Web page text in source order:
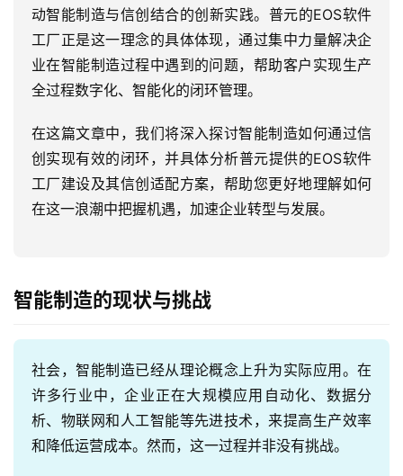
动智能制造与信创结合的创新实践。普元的EOS软件
工厂正是这一理念的具体体现，通过集中力量解决企
业在智能制造过程中遇到的问题，帮助客户实现生产
全过程数字化、智能化的闭环管理。
在这篇文章中，我们将深入探讨智能制造如何通过信
创实现有效的闭环，并具体分析普元提供的EOS软件
工厂建设及其信创适配方案，帮助您更好地理解如何
在这一浪潮中把握机遇，加速企业转型与发展。
智能制造的现状与挑战
社会，智能制造已经从理论概念上升为实际应用。在
许多行业中，企业正在大规模应用自动化、数据分
析、物联网和人工智能等先进技术，来提高生产效率
和降低运营成本。然而，这一过程并非没有挑战。